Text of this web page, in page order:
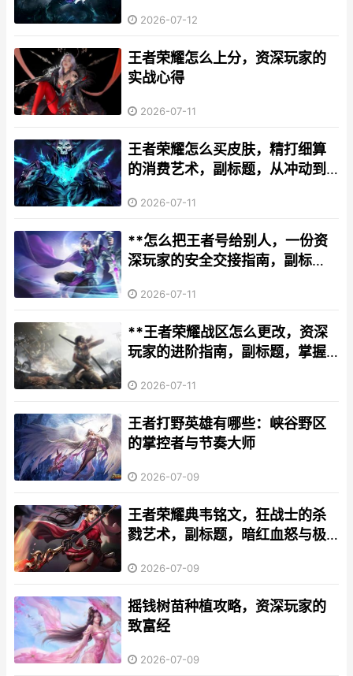
2026-07-12
王者荣耀怎么上分，资深玩家的
实战心得
2026-07-11
王者荣耀怎么买皮肤，精打细算
的消费艺术，副标题，从冲动到
2026-07-11
**怎么把王者号给别人，一份资
深玩家的安全交接指南，副标
**2026-07-11
**王者荣耀战区怎么更改，资深
玩家的进阶指南，副标题，掌握
2026-07-11
王者打野英雄有哪些：峡谷野区
的掌控者与节奏大师
2026-07-09
王者荣耀典韦铭文，狂战士的杀
戮艺术，副标题，暗红血怒与极
2026-07-09
摇钱树苗种植攻略，资深玩家的
致富经
2026-07-09